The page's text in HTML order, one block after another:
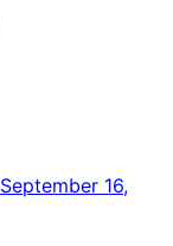
September 16,